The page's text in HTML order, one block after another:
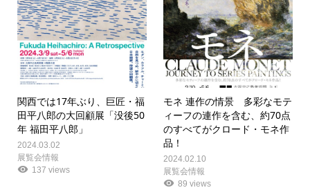
関西では17年ぶり、巨匠・福
田平八郎の大回顧展「没後50
年 福田平八郎」
2024.03.02
展覧会情報
137 views
モネ 連作の情景 多彩なモテ
ィーフの連作を含む、約70点
のすべてがクロード・モネ作
品！
2024.02.10
展覧会情報
89 views